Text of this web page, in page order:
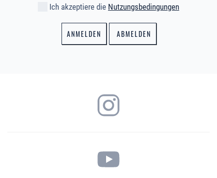
Ich akzeptiere die Nutzungsbedingungen